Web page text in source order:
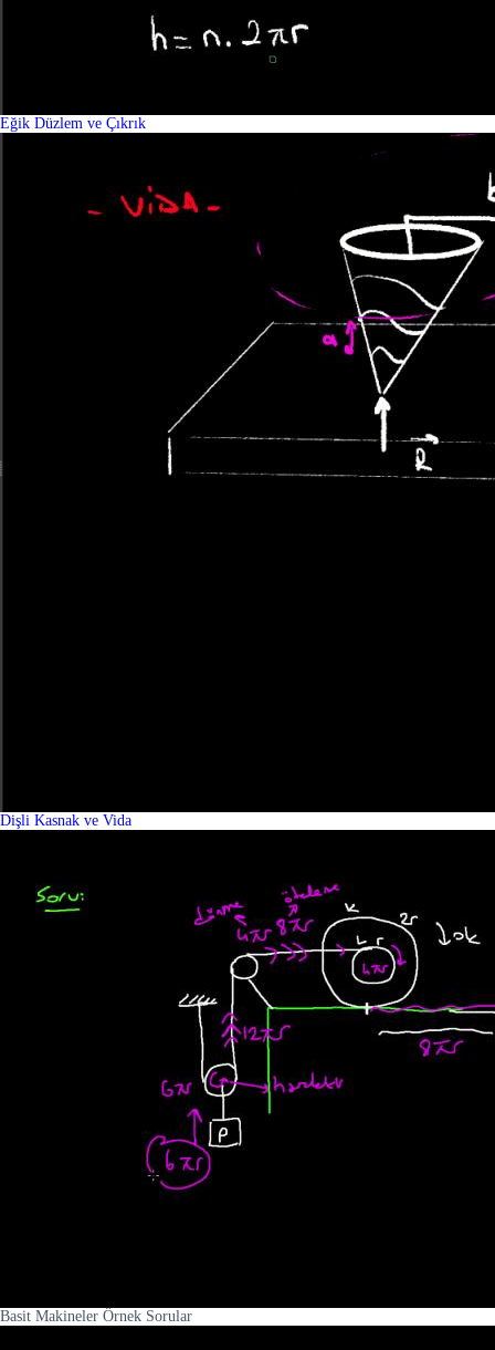
Eğik Düzlem ve Çıkrık
Dişli Kasnak ve Vida
Basit Makineler Örnek Sorular